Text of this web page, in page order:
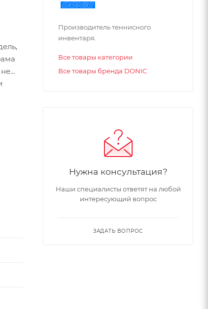
Производитель теннисного
инвентаря.
Все товары категории
Все товары бренда DONIC
Нужна консультация?
Наши специалисты ответят на любой
интересующий вопрос
ЗАДАТЬ ВОПРОС